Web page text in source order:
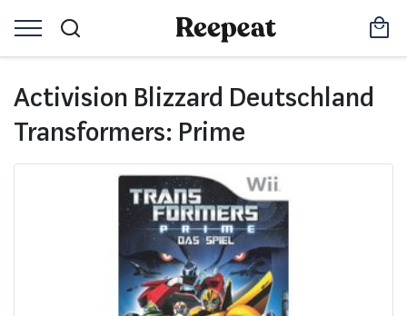
Activision Blizzard Deutschland
Transformers: Prime